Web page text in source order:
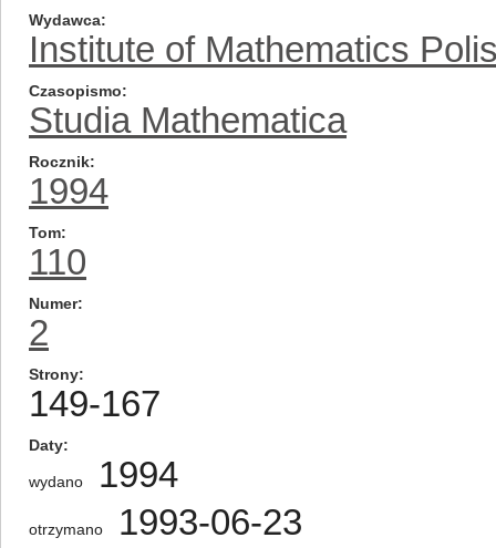
Wydawca
Institute of Mathematics
Czasopismo
Studia Mathematica
Rocznik
1994
Tom
110
Numer
2
Strony
149-167
Daty
wydano 1994
otrzymano 1993-06-23